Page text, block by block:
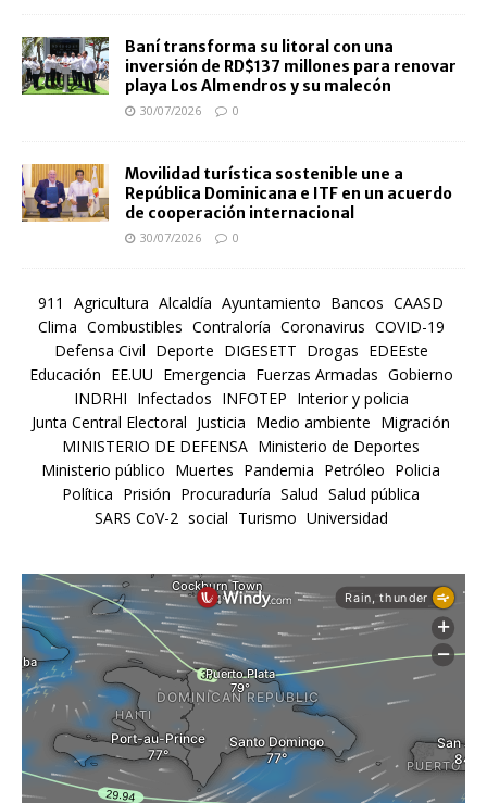
Baní transforma su litoral con una
inversión de RD$137 millones para renovar
playa Los Almendros y su malecón
30/07/2026 0
Movilidad turística sostenible une a
República Dominicana e ITF en un acuerdo
de cooperación internacional
30/07/2026 0
911 Agricultura Alcaldía Ayuntamiento Bancos CAASD
Clima Combustibles Contraloría Coronavirus COVID-19
Defensa Civil Deporte DIGESETT Drogas EDEEste
Educación EE.UU Emergencia Fuerzas Armadas Gobierno
INDRHI Infectados INFOTEP Interior y policia
Junta Central Electoral Justicia Medio ambiente Migración
MINISTERIO DE DEFENSA Ministerio de Deportes
Ministerio público Muertes Pandemia Petróleo Policia
Política Prisión Procuraduría Salud Salud pública
SARS CoV-2 social Turismo Universidad